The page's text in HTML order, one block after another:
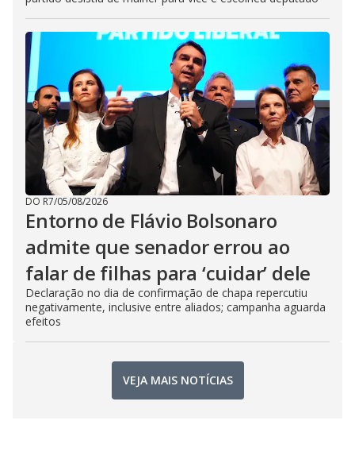
DO R7/05/08/2026
Entorno de Flávio Bolsonaro
admite que senador errou ao
falar de filhas para ‘cuidar’ dele
Declaração no dia de confirmação de chapa repercutiu
negativamente, inclusive entre aliados; campanha aguarda
efeitos
VEJA MAIS NOTÍCIAS